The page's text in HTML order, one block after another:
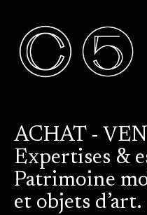
ACHAT -
Expertises &
Patrimoine
et objets d’art.